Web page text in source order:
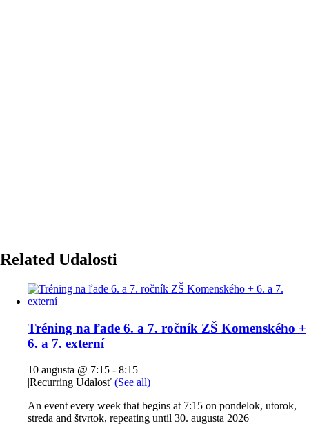
Related Udalosti
Tréning na ľade 6. a 7. ročník ZŠ Komenského +
6. a 7. externí
10 augusta @ 7:15 - 8:15
|Recurring Udalosť (See all)
An event every week that begins at 7:15 on pondelok, utorok,
streda and štvrtok, repeating until 30. augusta 2026